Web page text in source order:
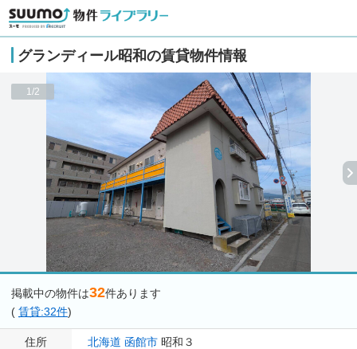
グランディール昭和の賃貸物件情報
1/2
掲載中の物件は32件あります
( 賃貸:32件)
住所 北海道 函館市 昭和３